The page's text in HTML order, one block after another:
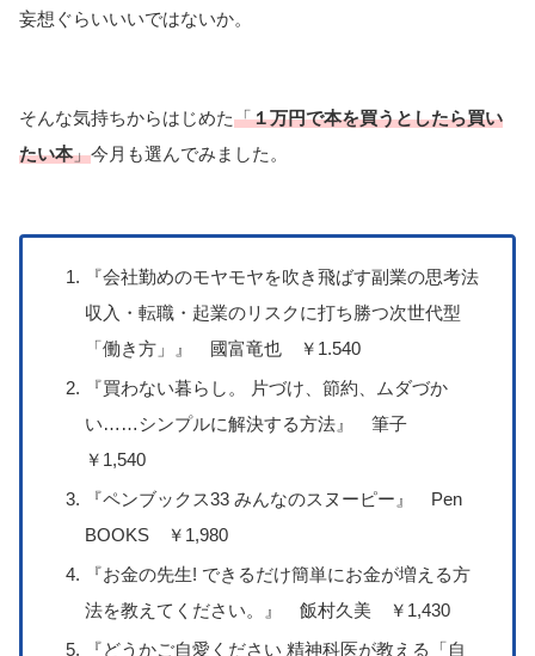
妄想ぐらいいいではないか。
そんな気持ちからはじめた「１万円で本を買うとしたら買い
たい本」今月も選んでみました。
『会社勤めのモヤモヤを吹き飛ばす副業の思考法
収入・転職・起業のリスクに打ち勝つ次世代型
「働き方」』 國富竜也 ￥1.540
『買わない暮らし。 片づけ、節約、ムダづか
い……シンプルに解決する方法』 筆子
￥1,540
『ペンブックス33 みんなのスヌーピー』 Pen
BOOKS ￥1,980
『お金の先生! できるだけ簡単にお金が増える方
法を教えてください。』 飯村久美 ￥1,430
『どうかご自愛ください 精神科医が教える「自